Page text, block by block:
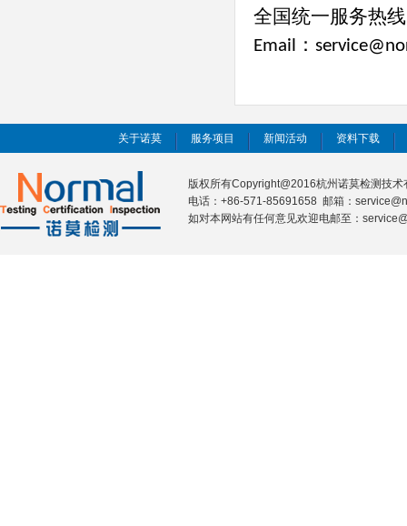
全国统一服务热线
Email ：
关于诺莫 服务项目 新闻活动 资料下载
版权所有Copyright@2016杭州诺莫检测技
电话：+86-571-85691658 邮箱：
如对本网站有任何意见欢迎电邮至：